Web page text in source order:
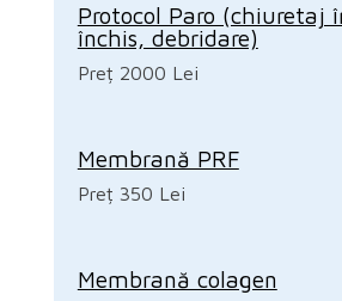
Protocol Paro (chiuretaj
închis, debridare)
Preț 2000 Lei
Membrană PRF
Preț 350 Lei
Membrană colagen